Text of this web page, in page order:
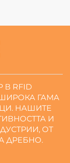
В RFID
ГАМА
НАШИТЕ
И
ОТ
ДРЕБНО.